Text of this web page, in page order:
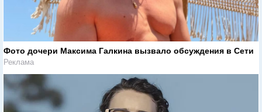
Фото дочери Максима Галкина вызвало обсуждения в Сети
Реклама